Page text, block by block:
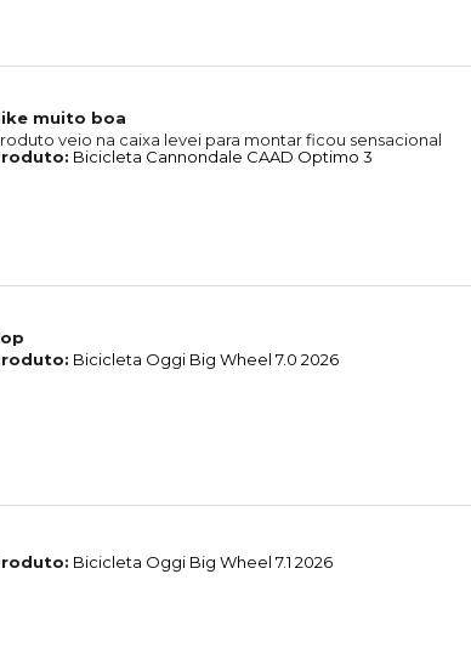
muito boa
veio na caixa levei para montar ficou sensacional
Bicicleta Cannondale CAAD Optimo 3
Bicicleta Oggi Big Wheel 7.0 2026
Bicicleta Oggi Big Wheel 7.1 2026